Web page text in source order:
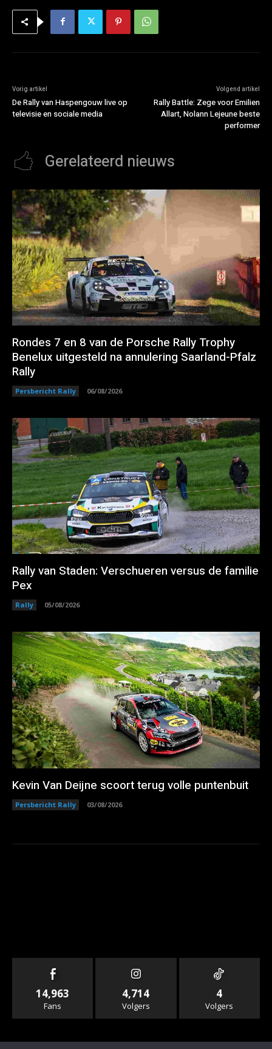
Vorig artikel
De Rally van Haspengouw live op
televisie en sociale media
Volgend artikel
Rally Battle: Zege voor Emilien
Allart, Nolann Lejeune beste
performer
Gerelateerd nieuws
Rondes 7 en 8 van de Porsche Rally Trophy
Benelux uitgesteld na annulering Saarland-Pfalz
Rally
Persbericht Rally 06/08/2026
Rally van Staden: Verschueren versus de familie
Pex
Rally 05/08/2026
Kevin Van Deijne scoort terug volle puntenbuit
Persbericht Rally 03/08/2026
14,963
Fans
4,714
Volgers
4
Volgers